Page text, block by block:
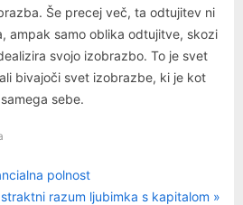
Še precej več, ta odtujitev ni
ampak samo oblika odtujitve, skozi
svojo izobrazbo. To je svet
bivajoči svet izobrazbe, ki je kot
sebe.
polnost
razum ljubimka s kapitalom